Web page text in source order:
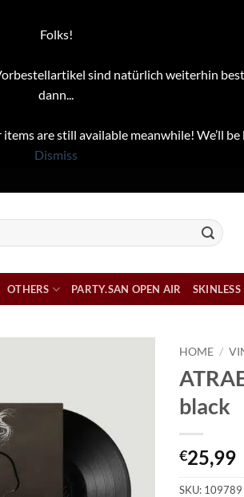
Folks!
sind natürlich weiterhin
dann...
are still available meanwhile! We’ll
Dismiss
OTHERS PARTY.SAN OPEN AIR SKINLESS
HOME /
black
€25,99
SKU: 109789